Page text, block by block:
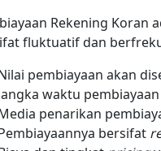
Rekening Koran
fluktuatif dan
pembiayaan akan
waktu
penarikan
bersifat